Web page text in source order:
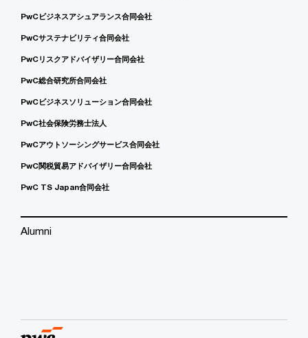
PwCビジネスアシュアランス合同会社
PwCサステナビリティ合同会社
PwCリスクアドバイザリー合同会社
PwC総合研究所合同会社
PwCビジネスソリューション合同会社
PwC社会保険労務士法人
PwCアウトソーシングサービス合同会社
PwC関税貿易アドバイザリー合同会社
PwC TS Japan合同会社
Alumni